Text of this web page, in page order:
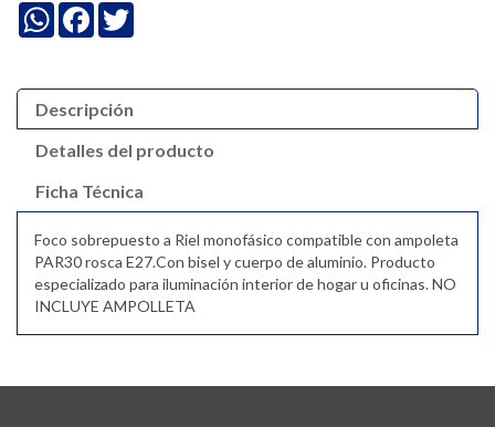
WhatsApp
Facebook
Descripción
Detalles del producto
Ficha Técnica
Foco sobrepuesto a Riel monofásico compatible con ampoleta
PAR30 rosca E27.Con bisel y cuerpo de aluminio. Producto
especializado para iluminación interior de hogar u oficinas. NO
INCLUYE AMPOLLETA